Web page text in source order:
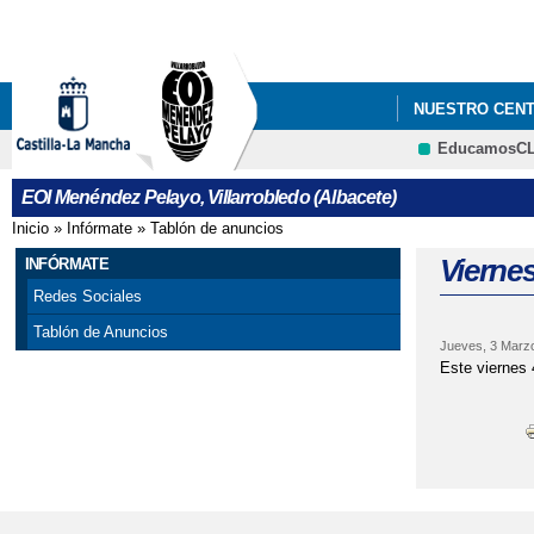
NUESTRO
EOI Menéndez Pelayo, Villarrobledo (Albacete)
Se encuentra usted aquí
Inicio » Infórmate » Tablón de anuncios
INFÓRMATE
Redes Sociales
Tablón de Anuncios
Jueves, 3
Este viernes